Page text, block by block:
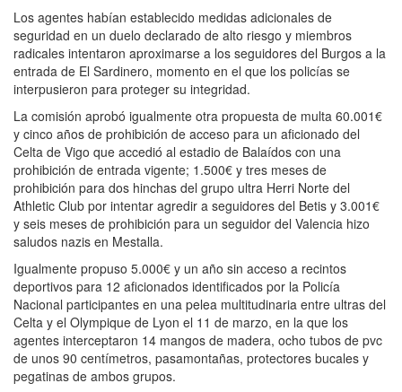
Los agentes habían establecido medidas adicionales de
seguridad en un duelo declarado de alto riesgo y miembros
radicales intentaron aproximarse a los seguidores del Burgos a la
entrada de El Sardinero, momento en el que los policías se
interpusieron para proteger su integridad.
La comisión aprobó igualmente otra propuesta de multa 60.001€
y cinco años de prohibición de acceso para un aficionado del
Celta de Vigo que accedió al estadio de Balaídos con una
prohibición de entrada vigente; 1.500€ y tres meses de
prohibición para dos hinchas del grupo ultra Herri Norte del
Athletic Club por intentar agredir a seguidores del Betis y 3.001€
y seis meses de prohibición para un seguidor del Valencia hizo
saludos nazis en Mestalla.
Igualmente propuso 5.000€ y un año sin acceso a recintos
deportivos para 12 aficionados identificados por la Policía
Nacional participantes en una pelea multitudinaria entre ultras del
Celta y el Olympique de Lyon el 11 de marzo, en la que los
agentes interceptaron 14 mangos de madera, ocho tubos de pvc
de unos 90 centímetros, pasamontañas, protectores bucales y
pegatinas de ambos grupos.